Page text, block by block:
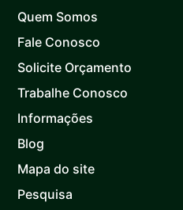
Quem Somos
Fale Conosco
Solicite Orçamento
Trabalhe Conosco
Informações
Blog
Mapa do site
Pesquisa